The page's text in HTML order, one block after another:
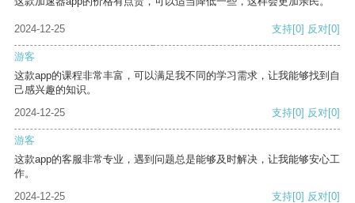
2024-12-25 支持[0] 反对[0]
游客
这款app的课程非常丰富，可以满足我不同的学习需求，让我能够找到自
己感兴趣的知识。
2024-12-25
支持[0] 反对[0]
游客
这款app的客服非常专业，遇到问题总是能够及时解决，让我能够安心工
作。
2024-12-25
支持[0] 反对[0]